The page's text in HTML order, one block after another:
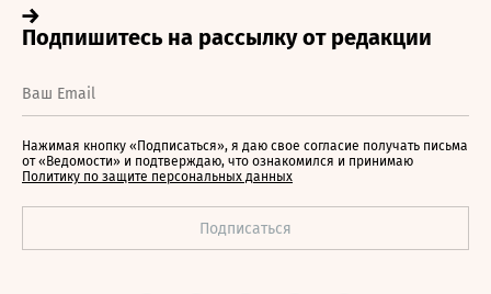
Нажимая кнопку «Подписаться», я даю свое согласие получать письма
от «Ведомости» и подтверждаю, что ознакомился и принимаю
Политику по защите персональных данных